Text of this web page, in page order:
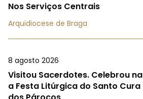
Nos Serviços Centrais
Arquidiocese de Braga
8 agosto 2026
Visitou Sacerdotes. Celebrou
a Festa Litúrgica do Santo